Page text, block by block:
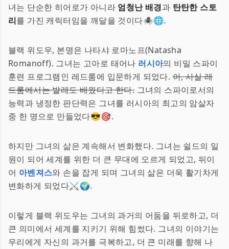
녀는 단순한 히어로가 아니라 엄청난 배경과 탄탄한 스토
리를 가진 캐릭터임을 깨달을 것이다🕷️🌐.
블랙 위도우, 본명은 나타샤 로마노프(Natasha
Romanoff). 그녀는 고아로 태어나 러시아의 비밀 스파이
훈련 프로그램인 레드룸에 입문하게 되었다.아, 사실 레
드룸에서는 발레도 배웠다고 한다.그녀의 스파이로서의
능력과 냉정한 판단력은 그녀를 러시아의 최고의 암살자
중 한 명으로 만들었다😎🎯.
하지만 그녀의 삶은 계속해서 변화했다. 그녀는 쉴드의 일
원이 되어 세계를 위한 더 큰 무대에 오르게 되었고, 뒤이
어 아벤져스와 손을 잡게 되며 그녀의 삶은 더욱 활기차게
변화하게 되었다⚔️🌍.
이렇게 블랙 위도우는 그녀의 과거의 어둠을 뒤로하고, 더
큰 의미에서 세계를 지키기 위해 힘썼다. 그녀의 이야기는
우리에게 자신의 과거를 극복하고, 더 큰 미래를 향해 나